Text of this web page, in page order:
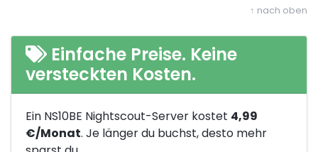
↑ nach oben
Einfache Preise. Keine
versteckten Kosten.
Ein NS10BE Nightscout-Server kostet 4,99
€/Monat. Je länger du buchst, desto mehr